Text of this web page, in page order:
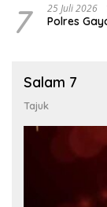
7 25 Juli 2026
Polres
Salam 7
Tajuk